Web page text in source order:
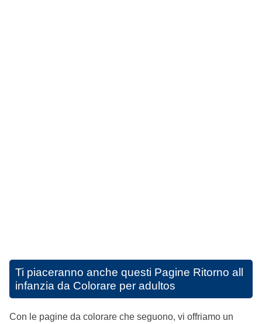
Ti piaceranno anche questi Pagine Ritorno all
infanzia da Colorare per adultos
Con le pagine da colorare che seguono, vi offriamo un